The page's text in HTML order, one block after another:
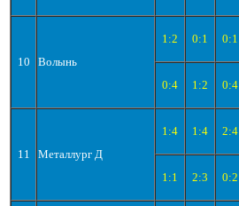
10 Волынь
1:2 0:1 0:1
0:4 1:2 0:4
11 Металлург Д
1:4 1:4 2:4
1:1 2:3 0:2